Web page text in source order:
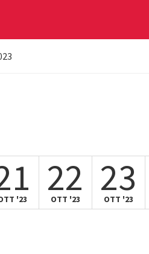
'23 22
OTT '23 23
OTT '23